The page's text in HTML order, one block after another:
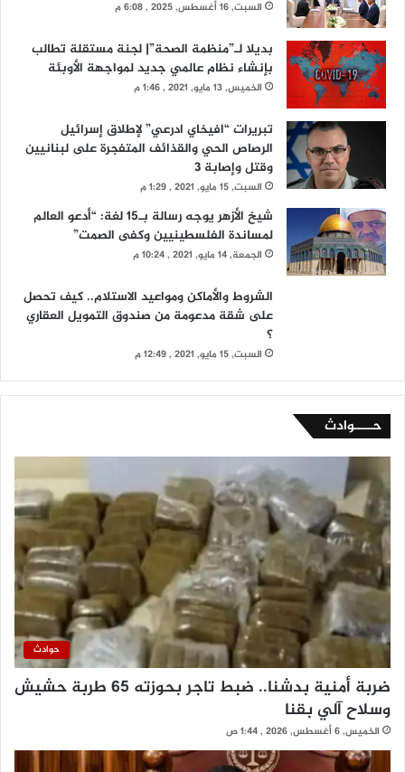
السبت, 16 أغسطس, 2025 , 6:08 م
بديلا لـ”منظمة الصحة”| لجنة مستقلة تطالب
بإنشاء نظام عالمي جديد لمواجهة الأوبئة
الخميس, 13 مايو, 2021 , 1:46 م
تبريرات “افيخاي ادرعي” لإطلاق إسرائيل
الرصاص الحي والقذائف المتفجرة على لبنانيين
وقتل وإصابة 3
السبت, 15 مايو, 2021 , 1:29 م
شيخ الأزهر يوجه رسالة بـ15 لغة: “أدعو العالم
لمساندة الفلسطينيين وكفى الصمت”
الجمعة, 14 مايو, 2021 , 10:24 م
الشروط والأماكن ومواعيد الاستلام.. كيف تحصل
على شقة مدعومة من صندوق التمويل العقاري
؟
السبت, 15 مايو, 2021 , 12:49 م
حــــوادث
حوادث
ضربة أمنية بدشنا.. ضبط تاجر بحوزته 65 طربة حشيش
وسلاح آلي بقنا
الخميس, 6 أغسطس, 2026 , 1:44 ص